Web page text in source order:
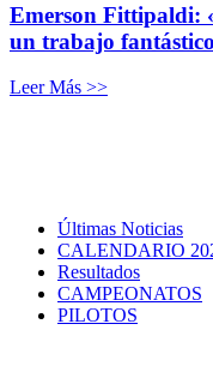
Emerson Fittipaldi:
un trabajo
Leer Más >>
Últimas Noticias
CALENDARIO
Resultados
CAMPEONATOS
PILOTOS